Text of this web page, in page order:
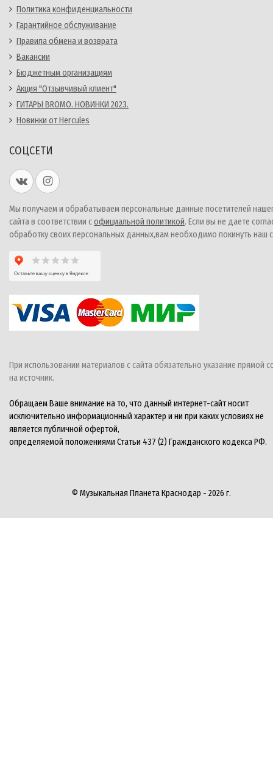
Политика конфиденциальности
Гарантийное обслуживание
Правила обмена и возврата
Вакансии
Бюджетным организациям
Акция "Отзывчивый клиент"
ГИТАРЫ BROMO. НОВИНКИ 2023.
Новинки от Hercules
СОЦСЕТИ
Мы получаем и обрабатываем персональные данные посетителей
сайта в соответствии софициальной политикой. Если вы не даете
обработку своих персональных данных,вам необходимо покинуть наш
При использовании материалов с сайта обязательно указание прямой
на источник.
Обращаем Ваше внимание на то, что данный интернет-сайт носит
исключительно информационный характер и ни при каких условиях не
является публичной офертой,
определяемой положениями Статьи 437 (2) Гражданского кодекса РФ.
© Музыкальная Планета Краснодар - 2026 г.